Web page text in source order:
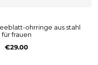
für frauen
€29.00